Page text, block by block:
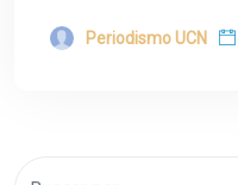
Periodismo UCN